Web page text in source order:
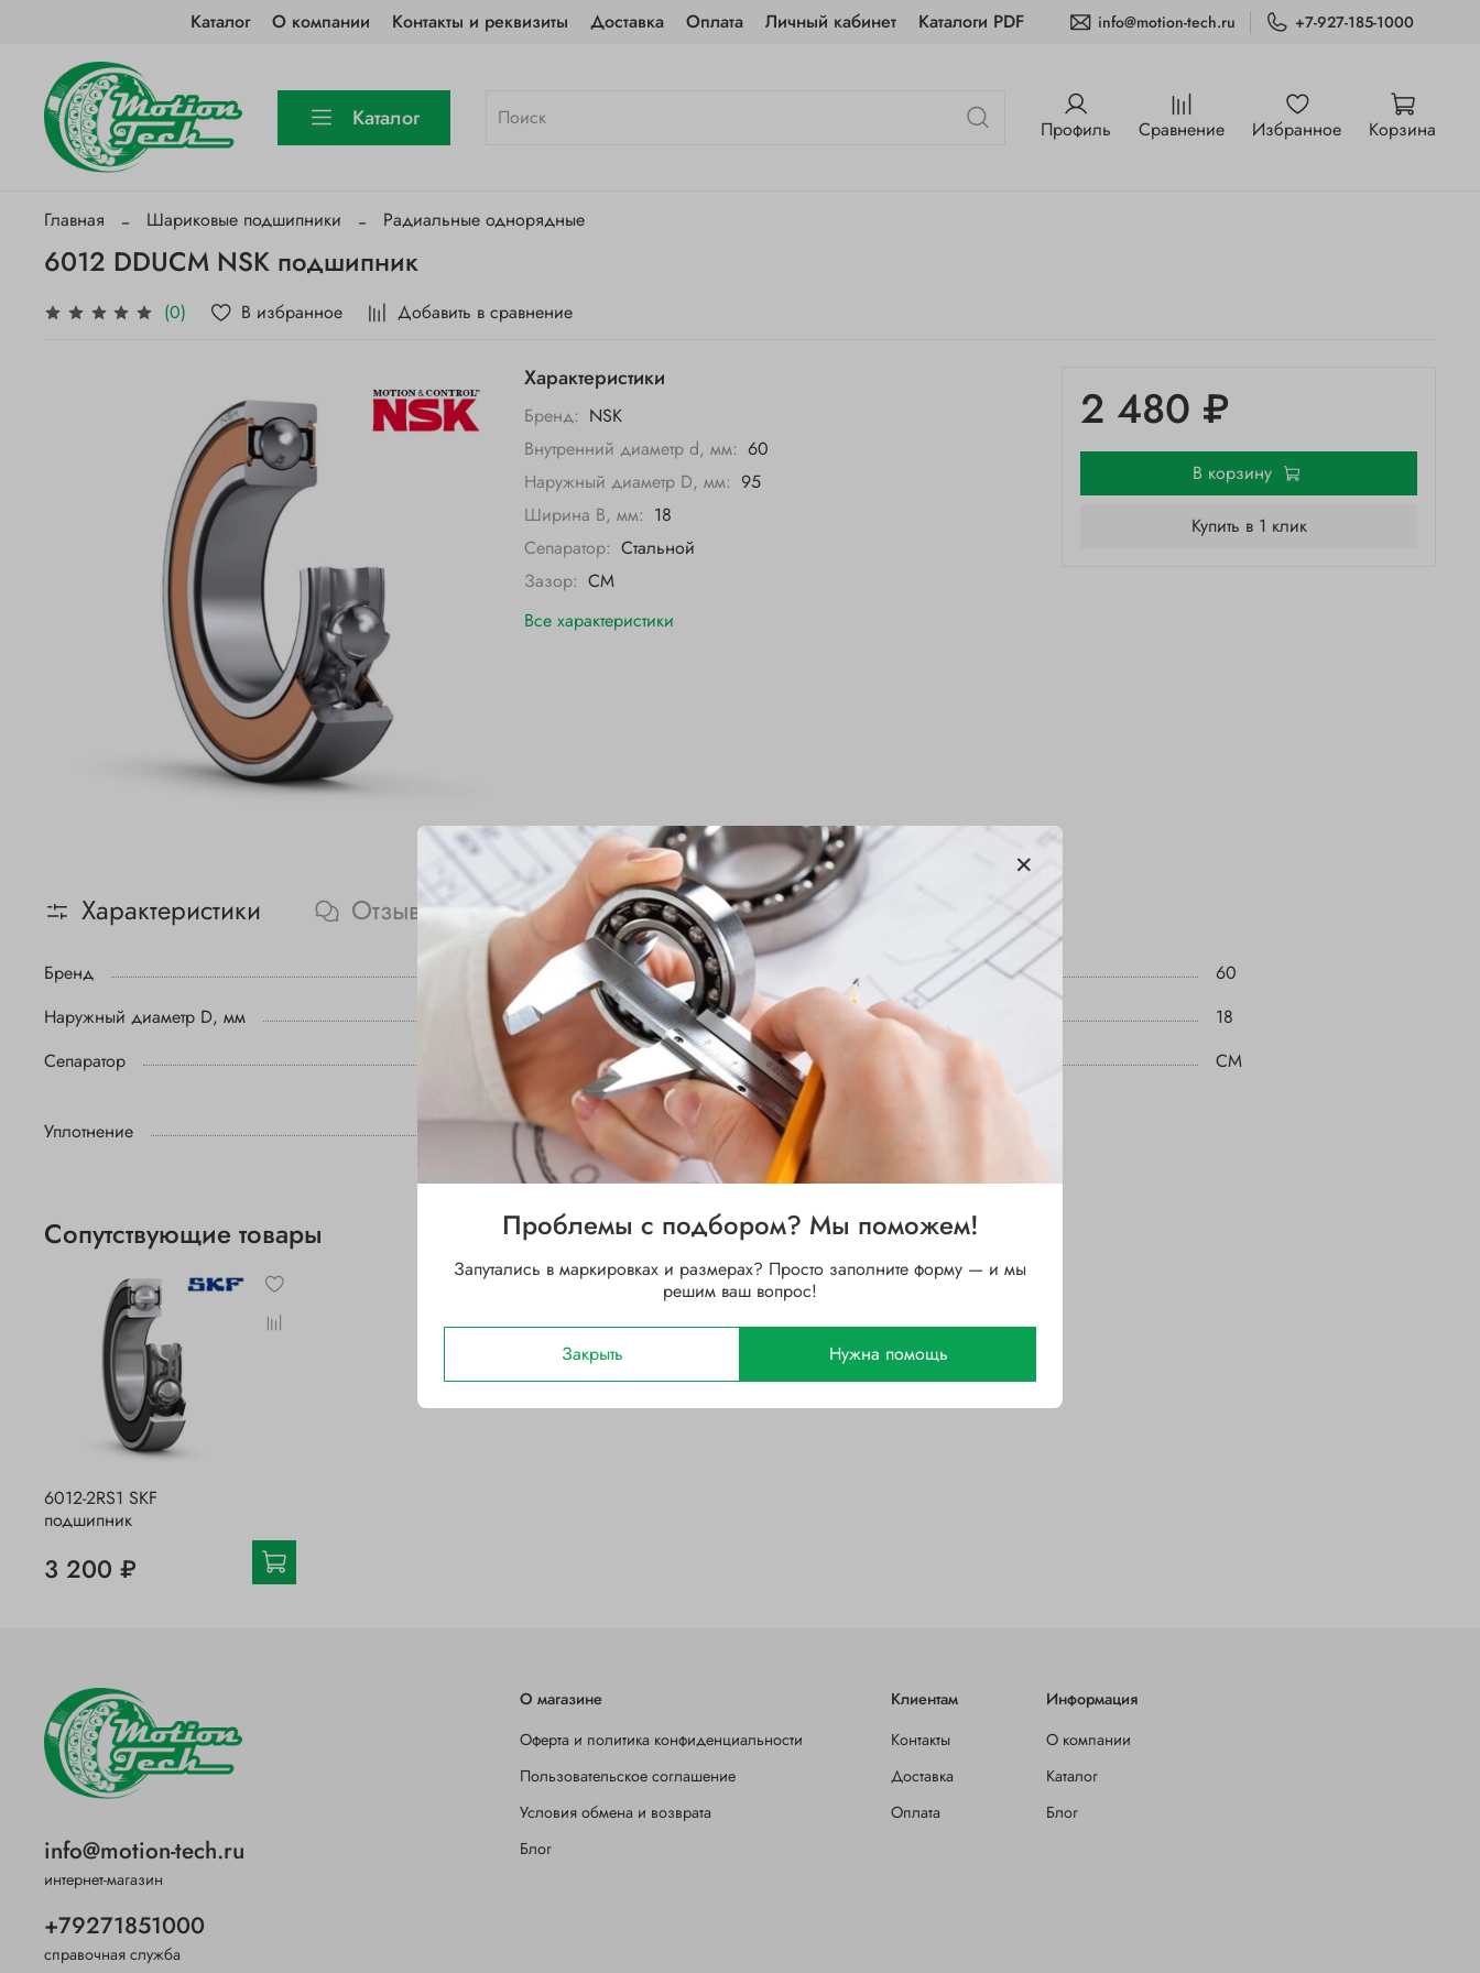
Каталог О компании Контакты и реквизиты Доставка Оплата Личный кабинет Каталоги PDF info@motion-tech.ru +7-927-185-1000
Каталог Профиль Сравнение Избранное Корзина
Главная Шариковые подшипники Радиальные однорядные
6012 DDUCM NSK подшипник
(0) В избранное Добавить в сравнение
Характеристики
Бренд: NSK
Внутренний диаметр d, мм: 60
Наружный диаметр D, мм: 95
Ширина B, мм: 18
Сепаратор: Стальной
Зазор: CM
Все характеристики
2 480 ₽
В корзину
Купить в 1 клик
Характеристики Отзывы
Бренд NSK Внутренний диаметр d, мм
60
Наружный диаметр D, мм
95 Ширина B, мм
18
Сепаратор
Стальной Зазор CM
Уплотнение
DDU (контактное
уплотнение с двух сторон)
Сопутствующие товары
6012-2RS1 SKF
подшипник
3 200 ₽
О магазине
Оферта и политика конфиденциальности
Пользовательское соглашение
Условия обмена и возврата
Блог
Клиентам
Контакты
Доставка
Оплата
Информация
О компании
Каталог
Блог
info@motion-tech.ru
интернет-магазин
+79271851000
справочная служба
Проблемы с подбором? Мы поможем!
Запутались в маркировках и размерах? Просто заполните форму — и мы
решим ваш вопрос!
Закрыть Нужна помощь